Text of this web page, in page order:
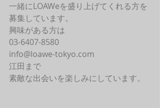
一緒にLOAWeを盛り上げてくれる方を
募集しています。
興味がある方は
03-6407-8580
info@loawe-tokyo.com
江田まで
素敵な出会いを楽しみにしています。